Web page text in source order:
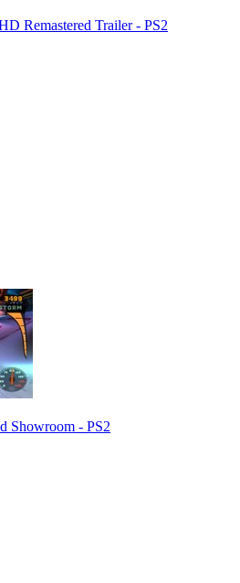
Remastered Trailer - PS2
Showroom - PS2